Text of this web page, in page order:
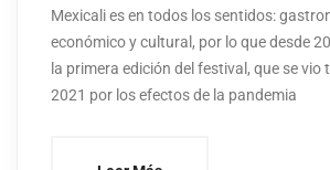
Mexicali es en todos los sentidos:
económico y cultural, por lo que desde
la primera edición del festival, que se vio
2021 por los efectos de la pandemia